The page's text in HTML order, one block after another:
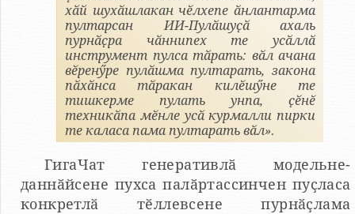
хӑй шухӑшлакан чӗлхепе ӑнлантарма
пултарсан ИИ-Пулӑшуҫӑ ахаль
пурнӑҫра чӑннипех те усӑллӑ
инструмент пулса тӑрать: вӑл ачана
вӗренӳре пулӑшма пултарать, закона
пӑхӑнса тӑракан килӗшӳне те
тишкерме пулать унпа, ҫӗнӗ
техникӑпа мӗнле усӑ курмалли пирки
те каласа пама пултарать вӑл».
ГигаЧат генеративлӑ модельне-
даннӑйсене пухса палӑртассинчен пуҫласа
конкретлӑ тӗллевсене пурнӑҫлама